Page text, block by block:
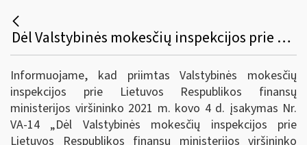
Dėl Valstybinės mokesčių inspekcijos prie Lietuvos Respublikos finansų ministerijos viršininko 2020 m. kovo 26 d. įsakymo Nr. VA-27 „Dėl pagalbos priemonių mokesčių mokėtojams, paveiktiems koronaviruso (COVID-19) sukeltų neigiamų pasekmių“ pakeitimo
Informuojame, kad priimtas Valstybinės mokesčių
inspekcijos prie Lietuvos Respublikos finansų
ministerijos viršininko 2021 m. kovo 4 d. įsakymas Nr.
VA-14 „Dėl Valstybinės mokesčių inspekcijos prie
Lietuvos Respublikos finansų ministerijos viršininko